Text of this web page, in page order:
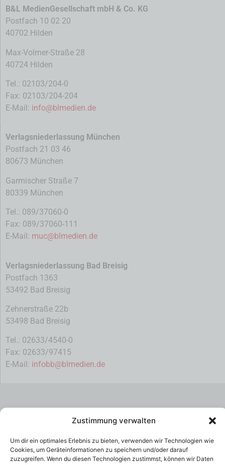
Zustimmung verwalten
Um dir ein optimales Erlebnis zu bieten, verwenden wir Technologien wie
Cookies, um Geräteinformationen zu speichern und/oder darauf
zuzugreifen. Wenn du diesen Technologien zustimmst, können wir Daten
B&L MedienGesellschaft mbH & Co. KG
Postfach 10 02 20
40702 Hilden
Max-Volmer-Straße 28
40724 Hilden
Tel.: 02103/204-0
Fax: 02103/204-204
E-Mail: info@blmedien.de
Verlagsniederlassung München
Postfach 21 03 46
80673 München
Garmischer Straße 7
80339 München
Tel.: 089/37060-0
Fax: 089/37060-111
E-Mail: muc@blmedien.de
Verlagsniederlassung Bad Breisig
Postfach 1363
53492 Bad Breisig
Zehnerstraße 22b
53498 Bad Breisig
Tel.: 02633/4540-0
Fax: 02633/97415
E-Mail: infobb@blmedien.de